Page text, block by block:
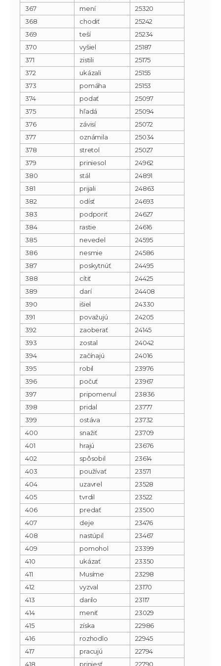
367
mení
25320
368
chodiť
25242
369
teší
25234
370
vyšiel
25187
371
zistili
25175
372
ukázali
25155
373
pomáha
25153
374
podať
25097
375
hľadá
25094
376
závisí
25072
377
oznámila
25034
378
stretol
25027
379
priniesol
24962
380
stál
24891
381
prijali
24863
382
odísť
24693
383
podporiť
24627
384
rastie
24616
385
nevedel
24595
386
nesmie
24586
387
poskytnúť
24495
388
cítiť
24425
389
darí
24408
390
išiel
24330
391
považujú
24205
392
zaoberať
24145
393
zostal
24042
394
začínajú
24016
395
robil
23976
396
počuť
23967
397
pripomenul
23836
398
pridal
23777
399
ostáva
23732
400
snažiť
23709
401
hrajú
23676
402
spôsobil
23614
403
používať
23571
404
uzavrel
23528
405
tvrdil
23522
406
predať
23500
407
deje
23476
408
nastúpil
23467
409
pomohol
23399
410
ukázať
23350
411
Musíme
23298
412
vyzval
23170
413
darilo
23117
414
meniť
23029
415
získa
22986
416
rozhodlo
22945
417
pracujú
22794
418
priniesť 22790